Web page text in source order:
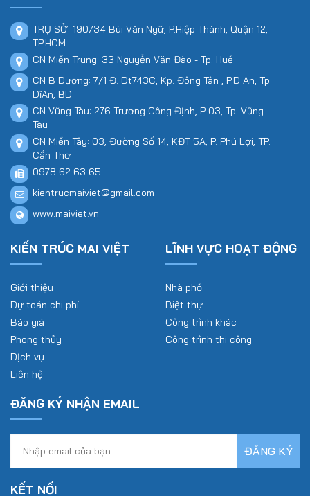
TRỤ SỞ: 190/34 Bùi Văn Ngữ, P.Hiệp Thành, Quận 12,
TP.HCM
CN Miền Trung: 33 Nguyễn Văn Đào - Tp. Huế
CN B Dương: 7/1 Đ. Dt743C, Kp. Đông Tân , P.D An, Tp
DĩAn, BD
CN Vũng Tàu: 276 Trương Công Định, P 03, Tp. Vũng
Tàu
CN Miền Tây: 03, Đường Số 14, KĐT 5A, P. Phú Lợi, TP.
Cần Thơ
0978 62 63 65
kientrucmaiviet@gmail.com
www.maiviet.vn
KIẾN TRÚC MAI VIỆT
Giới thiệu
Dự toán chi phí
Báo giá
Phong thủy
Dịch vụ
Liên hệ
LĨNH VỰC HOẠT ĐỘNG
Nhà phố
Biệt thự
Công trình khác
Công trình thi công
ĐĂNG KÝ NHẬN EMAIL
KẾT NỐI